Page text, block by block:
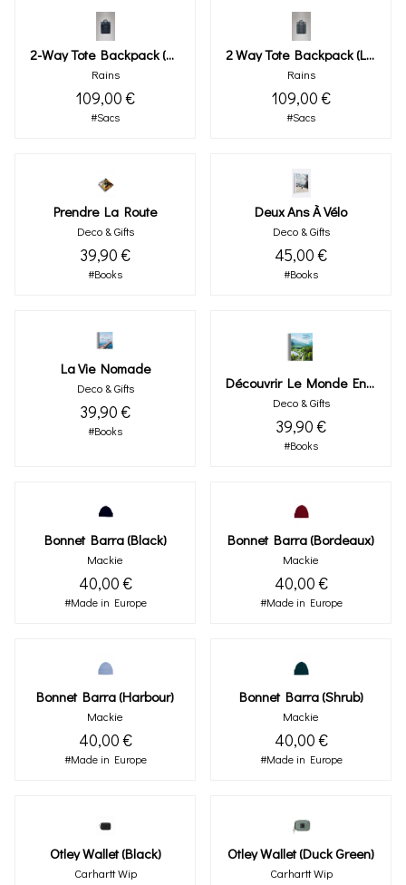
2-Way Tote Backpack (navy)
Rains
109,00 €
#Sacs
2 Way Tote Backpack (lagoon)
Rains
109,00 €
#Sacs
Prendre La Route
Deco & Gifts
39,90 €
#Books
Deux Ans À Vélo
Deco & Gifts
45,00 €
#Books
La Vie Nomade
Deco & Gifts
39,90 €
#Books
Découvrir Le Monde En Train
Deco & Gifts
39,90 €
#Books
Bonnet Barra (black)
Mackie
40,00 €
#Made in Europe
Bonnet Barra (bordeaux)
Mackie
40,00 €
#Made in Europe
Bonnet Barra (harbour)
Mackie
40,00 €
#Made in Europe
Bonnet Barra (shrub)
Mackie
40,00 €
#Made in Europe
Otley Wallet (black)
Carhartt Wip
Otley Wallet (duck Green)
Carhartt Wip